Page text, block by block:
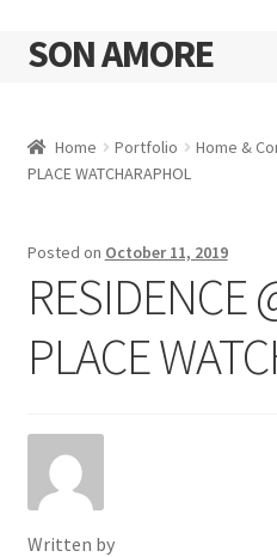
Skip
to
Skip
to
SON AMORE
Home Portfolio Home &
PLACE WATCHARAPHOL
Posted on October 11, 2019
RESIDENCE
PLACE
Written by